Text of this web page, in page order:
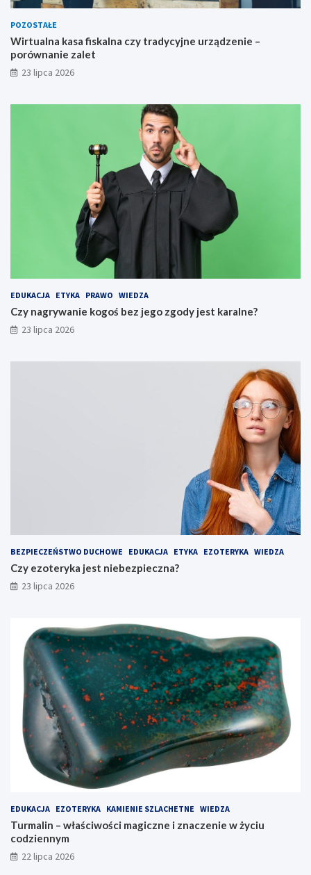
POZOSTAŁE
Wirtualna kasa fiskalna czy tradycyjne urządzenie –
porównanie zalet
23 lipca 2026
EDUKACJA ETYKA PRAWO WIEDZA
Czy nagrywanie kogoś bez jego zgody jest karalne?
23 lipca 2026
BEZPIECZEŃSTWO DUCHOWE EDUKACJA ETYKA EZOTERYKA WIEDZA
Czy ezoteryka jest niebezpieczna?
23 lipca 2026
EDUKACJA EZOTERYKA KAMIENIE SZLACHETNE WIEDZA
Turmalin – właściwości magiczne i znaczenie w życiu
codziennym
22 lipca 2026